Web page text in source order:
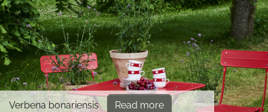
Verbena bonariensis Read more